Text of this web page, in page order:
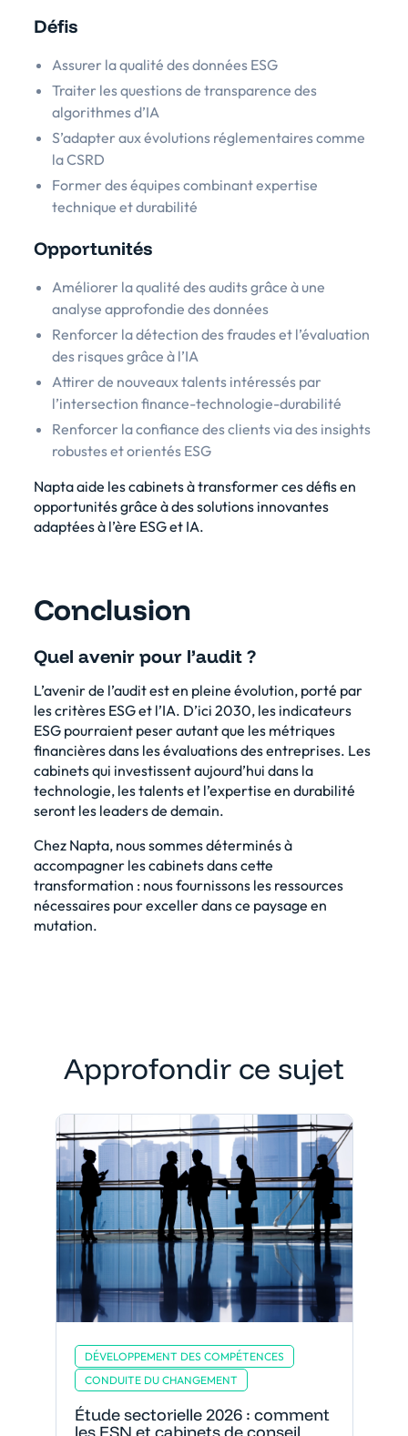
Défis
Assurer la qualité des données ESG
Traiter les questions de transparence des
algorithmes d’IA
S’adapter aux évolutions réglementaires comme
la CSRD
Former des équipes combinant expertise
technique et durabilité
Opportunités
Améliorer la qualité des audits grâce à une
analyse approfondie des données
Renforcer la détection des fraudes et l’évaluation
des risques grâce à l’IA
Attirer de nouveaux talents intéressés par
l’intersection finance-technologie-durabilité
Renforcer la confiance des clients via des insights
robustes et orientés ESG
Napta aide les cabinets à transformer ces défis en
opportunités grâce à des solutions innovantes
adaptées à l’ère ESG et IA.
Conclusion
Quel avenir pour l’audit ?
L’avenir de l’audit est en pleine évolution, porté par
les critères ESG et l’IA. D’ici 2030, les indicateurs
ESG pourraient peser autant que les métriques
financières dans les évaluations des entreprises. Les
cabinets qui investissent aujourd’hui dans la
technologie, les talents et l’expertise en durabilité
seront les leaders de demain.
Chez Napta, nous sommes déterminés à
accompagner les cabinets dans cette
transformation : nous fournissons les ressources
nécessaires pour exceller dans ce paysage en
mutation.
Approfondir ce sujet
DÉVELOPPEMENT DES COMPÉTENCES
CONDUITE DU CHANGEMENT
Étude sectorielle 2026 : comment